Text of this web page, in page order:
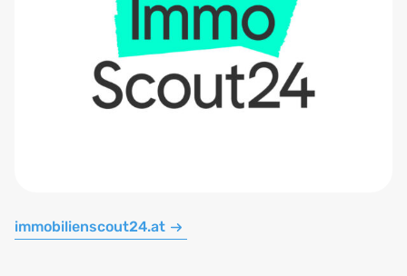
immobilienscout24.at